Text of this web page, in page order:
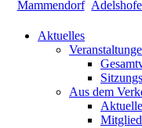
Aktuelles
Aus dem